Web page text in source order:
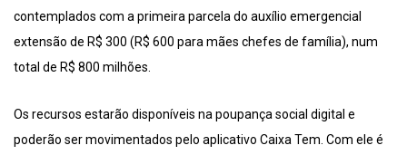
contemplados com a primeira parcela do auxílio emergencial
extensão de R$ 300 (R$ 600 para mães chefes de família), num
total de R$ 800 milhões.
Os recursos estarão disponíveis na poupança social digital e
poderão ser movimentados pelo aplicativo Caixa Tem. Com ele é